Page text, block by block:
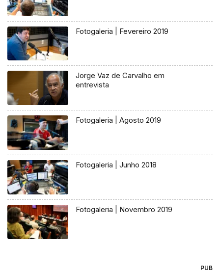
Fotogaleria | Fevereiro 2019
Jorge Vaz de Carvalho em
entrevista
Fotogaleria | Agosto 2019
Fotogaleria | Junho 2018
Fotogaleria | Novembro 2019
PUB